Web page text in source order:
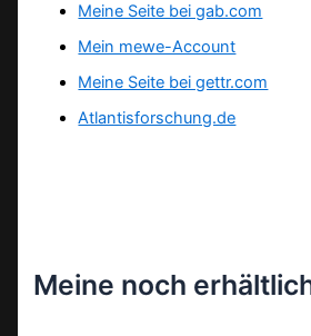
Meine Seite bei gab.com
Mein mewe-Account
Meine Seite bei gettr.com
Atlantisforschung.de
Meine noch